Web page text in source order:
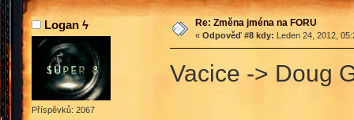
Logan ϟ
Příspěvků: 2067
Re: Změna jména na FORU
« Odpověď #8 kdy: Leden 24, 2012,
Vacice -> Doug